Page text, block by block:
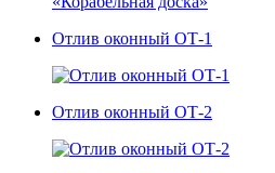
Отлив оконный ОТ-1
Отлив оконный ОТ-2